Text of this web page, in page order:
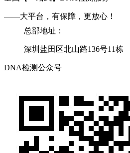
——大平台，有保障，更放心！
总部地址：
深圳盐田区北山路136号11栋
DNA检测公众号